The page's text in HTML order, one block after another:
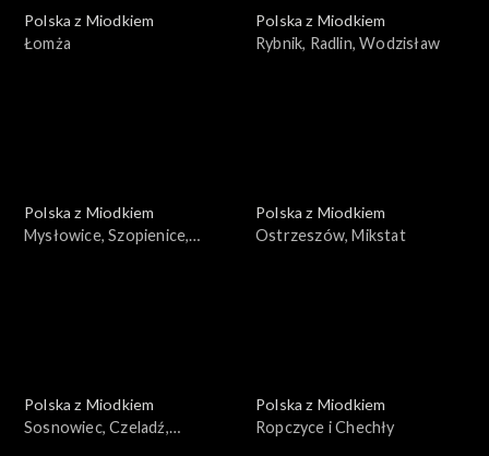
Polska z Miodkiem
Łomża
Polska z Miodkiem
Rybnik, Radlin, Wodzisław
Polska z Miodkiem
Mysłowice, Szopienice,
Polska z Miodkiem
Ostrzeszów, Mikstat
Polska z Miodkiem
Sosnowiec, Czeladź,
Polska z Miodkiem
Ropczyce i Chechły